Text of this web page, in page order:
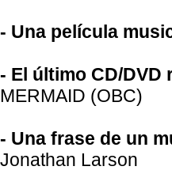
- Una película
- El último CD/
MERMAID (OBC)
- Una frase de un
Jonathan Larson